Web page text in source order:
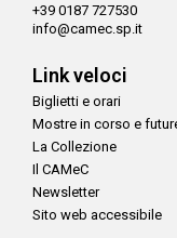
+39 0187 727530
info@camec.sp.it
Link veloci
Biglietti e orari
Mostre in corso e
La Collezione
Il CAMeC
Newsletter
Sito web accessibile